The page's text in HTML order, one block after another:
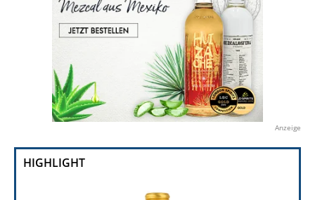
Anzeige
HIGHLIGHT